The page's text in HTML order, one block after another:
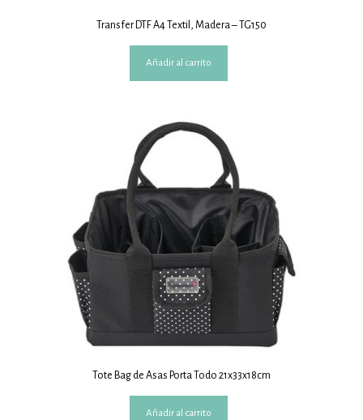
Transfer DTF A4 Textil, Madera – TG150
Añadir al carrito
Tote Bag de Asas Porta Todo 21x33x18cm
Añadir al carrito